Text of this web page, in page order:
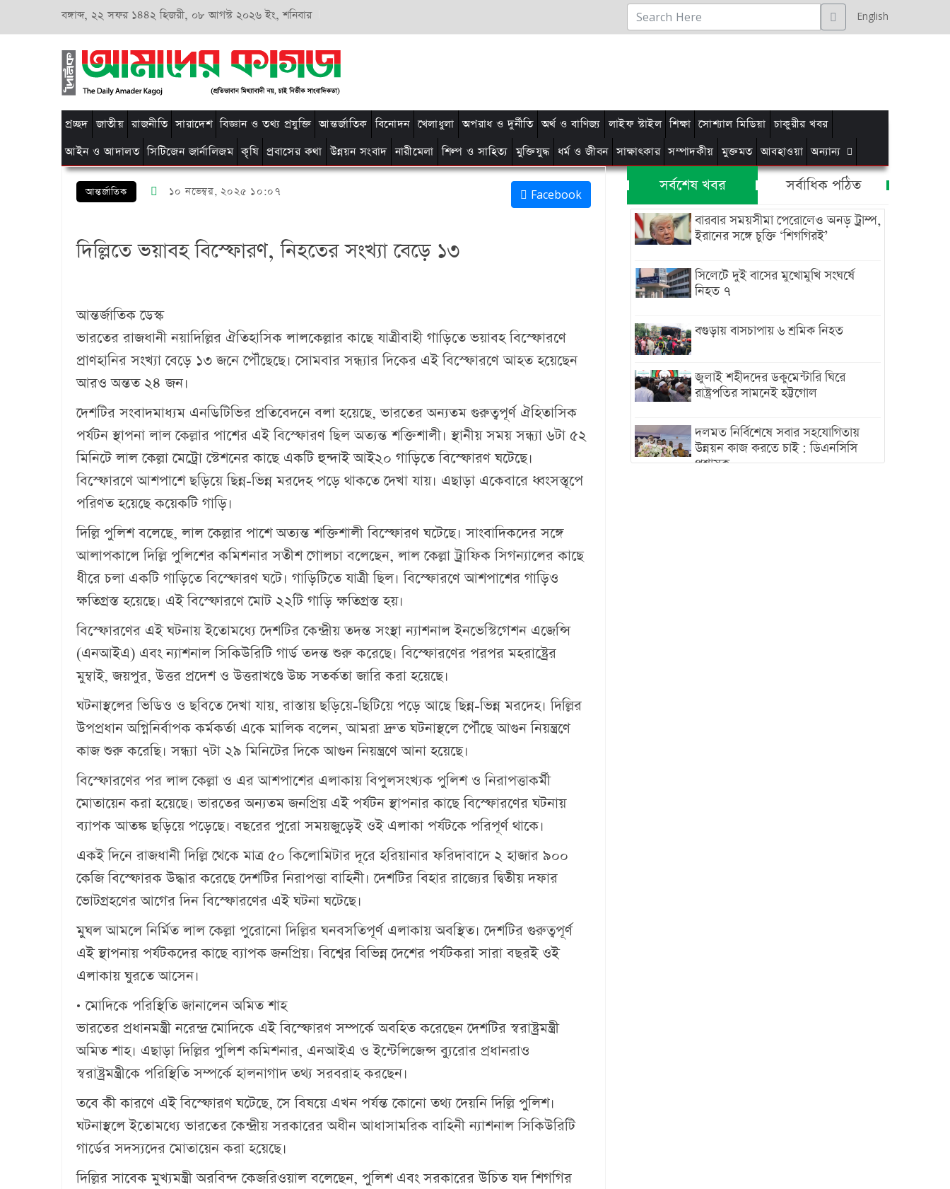
বঙ্গাব্দ, ২২ সফর ১৪৪২ হিজরী, ০৮ আগস্ট ২০২৬ ইং, শনিবার English
প্রচ্ছদ জাতীয় রাজনীতি সারাদেশ বিজ্ঞান ও তথ্য প্রযুক্তি আন্তর্জাতিক বিনোদন খেলাধুলা অপরাধ ও দুর্নীতি অর্থ ও বাণিজ্য লাইফ স্টাইল শিক্ষা সোশ্যাল মিডিয়া চাকুরীর খবর
আইন ও আদালত সিটিজেন জার্নালিজম কৃষি প্রবাসের কথা উন্নয়ন সংবাদ নারীমেলা শিল্প ও সাহিত্য মুক্তিযুদ্ধ ধর্ম ও জীবন সাক্ষাৎকার সম্পাদকীয় মুক্তমত আবহাওয়া অন্যান্য
আন্তর্জাতিক ১০ নভেম্বর, ২০২৫ ১০:০৭ Facebook
দিল্লিতে ভয়াবহ বিস্ফোরণ, নিহতের সংখ্যা বেড়ে ১৩
আন্তর্জাতিক ডেস্ক
ভারতের রাজধানী নয়াদিল্লির ঐতিহাসিক লালকেল্লার কাছে যাত্রীবাহী গাড়িতে ভয়াবহ বিস্ফোরণে
প্রাণহানির সংখ্যা বেড়ে ১৩ জনে পৌঁছেছে। সোমবার সন্ধ্যার দিকের এই বিস্ফোরণে আহত হয়েছেন
আরও অন্তত ২৪ জন।
দেশটির সংবাদমাধ্যম এনডিটিভির প্রতিবেদনে বলা হয়েছে, ভারতের অন্যতম গুরুত্বপূর্ণ ঐহিতাসিক
পর্যটন স্থাপনা লাল কেল্লার পাশের এই বিস্ফোরণ ছিল অত্যন্ত শক্তিশালী। স্থানীয় সময় সন্ধ্যা ৬টা ৫২
মিনিটে লাল কেল্লা মেট্রো স্টেশনের কাছে একটি হুন্দাই আই২০ গাড়িতে বিস্ফোরণ ঘটেছে।
বিস্ফোরণে আশপাশে ছড়িয়ে ছিন্ন-ভিন্ন মরদেহ পড়ে থাকতে দেখা যায়। এছাড়া একেবারে ধ্বংসস্তূপে
পরিণত হয়েছে কয়েকটি গাড়ি।
দিল্লি পুলিশ বলেছে, লাল কেল্লার পাশে অত্যন্ত শক্তিশালী বিস্ফোরণ ঘটেছে। সাংবাদিকদের সঙ্গে
আলাপকালে দিল্লি পুলিশের কমিশনার সতীশ গোলচা বলেছেন, লাল কেল্লা ট্রাফিক সিগন্যালের কাছে
ধীরে চলা একটি গাড়িতে বিস্ফোরণ ঘটে। গাড়িটিতে যাত্রী ছিল। বিস্ফোরণে আশপাশের গাড়িও
ক্ষতিগ্রস্ত হয়েছে। এই বিস্ফোরণে মোট ২২টি গাড়ি ক্ষতিগ্রস্ত হয়।
বিস্ফোরণের এই ঘটনায় ইতোমধ্যে দেশটির কেন্দ্রীয় তদন্ত সংস্থা ন্যাশনাল ইনভেস্টিগেশন এজেন্সি
(এনআইএ) এবং ন্যাশনাল সিকিউরিটি গার্ড তদন্ত শুরু করেছে। বিস্ফোরণের পরপর মহরাষ্ট্রের
মুম্বাই, জয়পুর, উত্তর প্রদেশ ও উত্তরাখণ্ডে উচ্চ সতর্কতা জারি করা হয়েছে।
ঘটনাস্থলের ভিডিও ও ছবিতে দেখা যায়, রাস্তায় ছড়িয়ে-ছিটিয়ে পড়ে আছে ছিন্ন-ভিন্ন মরদেহ। দিল্লির
উপপ্রধান অগ্নিনির্বাপক কর্মকর্তা একে মালিক বলেন, আমরা দ্রুত ঘটনাস্থলে পৌঁছে আগুন নিয়ন্ত্রণে
কাজ শুরু করেছি। সন্ধ্যা ৭টা ২৯ মিনিটের দিকে আগুন নিয়ন্ত্রণে আনা হয়েছে।
বিস্ফোরণের পর লাল কেল্লা ও এর আশপাশের এলাকায় বিপুলসংখ্যক পুলিশ ও নিরাপত্তাকর্মী
মোতায়েন করা হয়েছে। ভারতের অন্যতম জনপ্রিয় এই পর্যটন স্থাপনার কাছে বিস্ফোরণের ঘটনায়
ব্যাপক আতঙ্ক ছড়িয়ে পড়েছে। বছরের পুরো সময়জুড়েই ওই এলাকা পর্যটকে পরিপূর্ণ থাকে।
একই দিনে রাজধানী দিল্লি থেকে মাত্র ৫০ কিলোমিটার দূরে হরিয়ানার ফরিদাবাদে ২ হাজার ৯০০
কেজি বিস্ফোরক উদ্ধার করেছে দেশটির নিরাপত্তা বাহিনী। দেশটির বিহার রাজ্যের দ্বিতীয় দফার
ভোটগ্রহণের আগের দিন বিস্ফোরণের এই ঘটনা ঘটেছে।
মুঘল আমলে নির্মিত লাল কেল্লা পুরোনো দিল্লির ঘনবসতিপূর্ণ এলাকায় অবস্থিত। দেশটির গুরুত্বপূর্ণ
এই স্থাপনায় পর্যটকদের কাছে ব্যাপক জনপ্রিয়। বিশ্বের বিভিন্ন দেশের পর্যটকরা সারা বছরই ওই
এলাকায় ঘুরতে আসেন।
• মোদিকে পরিস্থিতি জানালেন অমিত শাহ
ভারতের প্রধানমন্ত্রী নরেন্দ্র মোদিকে এই বিস্ফোরণ সম্পর্কে অবহিত করেছেন দেশটির স্বরাষ্ট্রমন্ত্রী
অমিত শাহ। এছাড়া দিল্লির পুলিশ কমিশনার, এনআইএ ও ইন্টেলিজেন্স ব্যুরোর প্রধানরাও
স্বরাষ্ট্রমন্ত্রীকে পরিস্থিতি সম্পর্কে হালনাগাদ তথ্য সরবরাহ করছেন।
তবে কী কারণে এই বিস্ফোরণ ঘটেছে, সে বিষয়ে এখন পর্যন্ত কোনো তথ্য দেয়নি দিল্লি পুলিশ।
ঘটনাস্থলে ইতোমধ্যে ভারতের কেন্দ্রীয় সরকারের অধীন আধাসামরিক বাহিনী ন্যাশনাল সিকিউরিটি
গার্ডের সদস্যদের মোতায়েন করা হয়েছে।
দিল্লির সাবেক মুখ্যমন্ত্রী অরবিন্দ কেজরিওয়াল বলেছেন, পুলিশ এবং সরকারের উচিত যদ শিগগির
সর্বশেষ খবর সর্বাধিক পঠিত
বারবার সময়সীমা পেরোলেও অনড় ট্রাম্প,
ইরানের সঙ্গে চুক্তি ‘শিগগিরই’
সিলেটে দুই বাসের মুখোমুখি সংঘর্ষে
নিহত ৭
বগুড়ায় বাসচাপায় ৬ শ্রমিক নিহত
জুলাই শহীদদের ডকুমেন্টারি ঘিরে
রাষ্ট্রপতির সামনেই হট্টগোল
দলমত নির্বিশেষে সবার সহযোগিতায়
উন্নয়ন কাজ করতে চাই : ডিএনসিসি
প্রশাসক